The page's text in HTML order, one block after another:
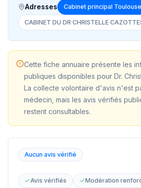
Adresses Cabinet principal Toulouse
CABINET DU DR CHRISTELLE
Cette fiche annuaire présente les
publiques disponibles pour Dr.
La collecte volontaire d'avis n'est
médecin, mais les avis vérifiés
restent consultables.
Aucun avis vérifié
Avis vérifiés
Modération